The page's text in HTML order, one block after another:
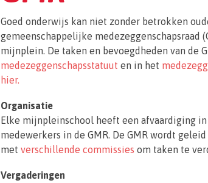
Goed onderwijs kan niet zonder betrokken
gemeenschappelijke medezeggenschapsraad
mijnplein. De taken en bevoegdheden van de
medezeggenschapsstatuut en in het
hier.
Organisatie
Elke mijnpleinschool heeft een afvaardiging in
medewerkers in de GMR. De GMR wordt
metverschillende commissies om taken te
Vergaderingen